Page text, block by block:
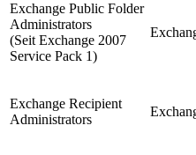
Exchange Public Folder
Administrators
(Seit Exchange 2007
Service Pack 1)
Exchange Recipient
Administrators